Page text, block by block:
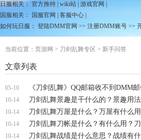
日服相关： 官方推特 wiki站 游戏官网
国服相关：
国服官网 客服中心
如何玩日服： 登陆DMM官网 >> 注册DMM账号 >>
当前位置： 页游网 > 刀剑乱舞专区 > 新手问答
文章列表
05-10 《刀剑乱舞》QQ邮箱收不到DMM
10-14 刀剑乱舞景趣是干什么的？景趣用
10-14 刀剑乱舞万屋是什么？万屋有什么
10-14 刀剑乱舞刀帐是什么？有什么用？
10-14 刀剑乱舞战绩是什么意思？战绩有